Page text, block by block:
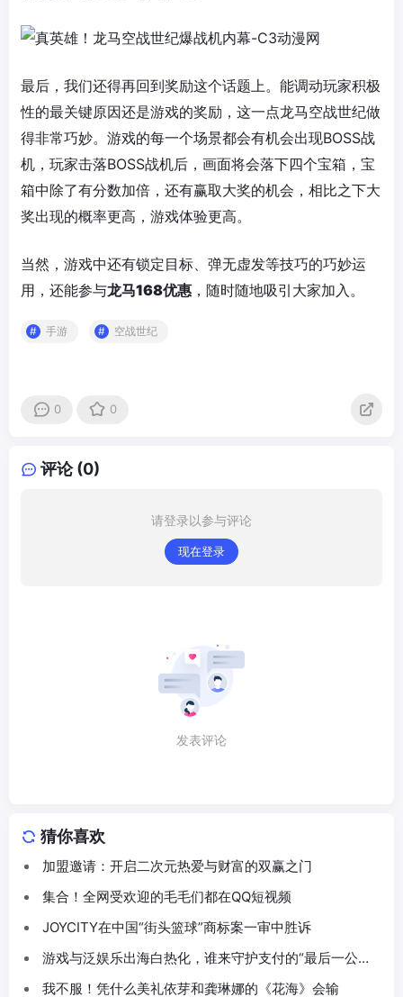
最后，我们还得再回到奖励这个话题上。能调动玩家积极
性的最关键原因还是游戏的奖励，这一点龙马空战世纪做
得非常巧妙。游戏的每一个场景都会有机会出现BOSS战
机，玩家击落BOSS战机后，画面将会落下四个宝箱，宝
箱中除了有分数加倍，还有赢取大奖的机会，相比之下大
奖出现的概率更高，游戏体验更高。
当然，游戏中还有锁定目标、弹无虚发等技巧的巧妙运
用，还能参与龙马168优惠 ，随时随地吸引大家加入。
手游 空战世纪
0 0
评论 (0)
请登录以参与评论
现在登录
发表评论
猜你喜欢
加盟邀请：开启二次元热爱与财富的双赢之门
集合！全网受欢迎的毛毛们都在QQ短视频
JOYCITY在中国“街头篮球”商标案一审中胜诉
游戏与泛娱乐出海白热化，谁来守护支付的“最后一公
里”？
我不服！凭什么美礼依芽和龚琳娜的《花海》会输